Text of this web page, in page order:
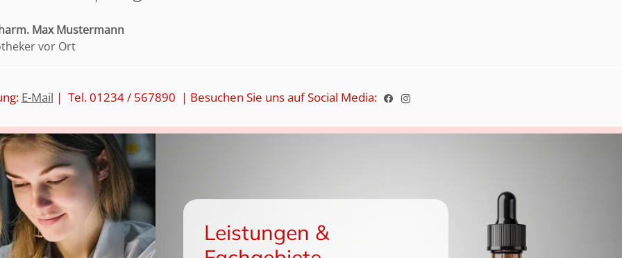
Max Mustermann
vor Ort
E-Mail | Tel. 01234 / 567890 | Besuchen Sie uns auf Social Media:
Leistungen &